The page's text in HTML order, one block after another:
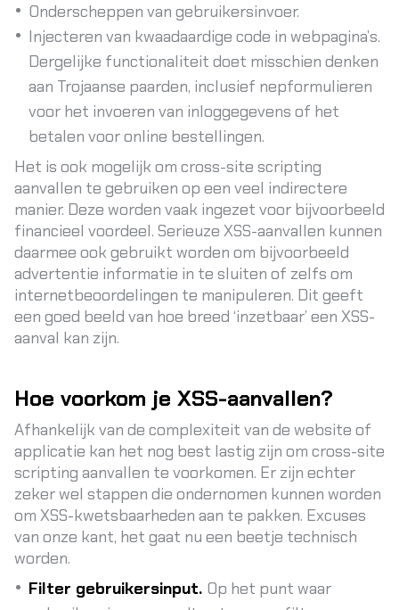
Onderscheppen van gebruikersinvoer.
Injecteren van kwaadaardige code in webpagina’s.
Dergelijke functionaliteit doet misschien denken
aan Trojaanse paarden, inclusief nepformulieren
voor het invoeren van inloggegevens of het
betalen voor online bestellingen.
Het is ook mogelijk om cross-site scripting
aanvallen te gebruiken op een veel indirectere
manier. Deze worden vaak ingezet voor bijvoorbeeld
financieel voordeel. Serieuze XSS-aanvallen kunnen
daarmee ook gebruikt worden om bijvoorbeeld
advertentie informatie in te sluiten of zelfs om
internetbeoordelingen te manipuleren. Dit geeft
een goed beeld van hoe breed ‘inzetbaar’ een XSS-
aanval kan zijn.
Hoe voorkom je XSS-aanvallen?
Afhankelijk van de complexiteit van de website of
applicatie kan het nog best lastig zijn om cross-site
scripting aanvallen te voorkomen. Er zijn echter
zeker wel stappen die ondernomen kunnen worden
om XSS-kwetsbaarheden aan te pakken. Excuses
van onze kant, het gaat nu een beetje technisch
worden.
Filter gebruikersinput. Op het punt waar